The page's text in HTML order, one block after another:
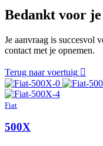
Bedankt voor
Je aanvraag is succesvol
contact met je opnemen.
Terug naar voertuig
Fiat
500X